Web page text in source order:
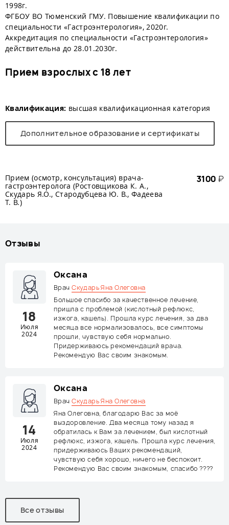
1998г.
ФГБОУ ВО Тюменский ГМУ. Повышение квалификации по
специальности «Гастроэнтерология», 2020г.
Аккредитация по специальности «Гастроэнтерология»
действительна до 28.01.2030г.
Прием взрослых с 18 лет
Квалификация: высшая квалификационная категория
Дополнительное образование и сертификаты
Прием (осмотр, консультация) врача-
гастроэнтеролога (Ростовщикова К. А.,
Скударь Я.О., Стародубцева Ю. В., Фадеева
Т. В.)
3100 ₽
Отзывы
18
Июля
2024
Оксана
ВрачСкударь Яна Олеговна
Большое спасибо за качественное лечение,
пришла с проблемой (кислотный рефлюкс,
изжога, кашель). Прошла курс лечения, за два
месяца все нормализовалось, все симптомы
прошли, чувствую себя нормально.
Придерживаюсь рекомендаций врача.
Рекомендую Вас своим знакомым.
14
Июля
2024
Оксана
ВрачСкударь Яна Олеговна
Яна Олеговна, благодарю Вас за моё
выздоровление. Два месяца тому назад я
обратилась к Вам за лечением, был кислотный
рефлюкс, изжога, кашель. Прошла курс лечения,
придерживаюсь Ваших рекомендаций,
чувствую себя хорошо, ничего не беспокоит.
Рекомендую Вас своим знакомым, спасибо ????
Все отзывы